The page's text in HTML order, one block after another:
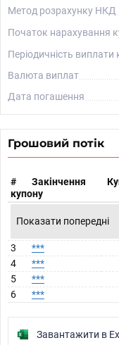
Метод розрахунку НКД
Початок нарахування
Періодичність виплати
Валюта виплат
Дата погашення
Грошовий потік
#
Закінчення
купону
Показати попередні
3 ***
4
***
5
***
6
***
Завантажити в